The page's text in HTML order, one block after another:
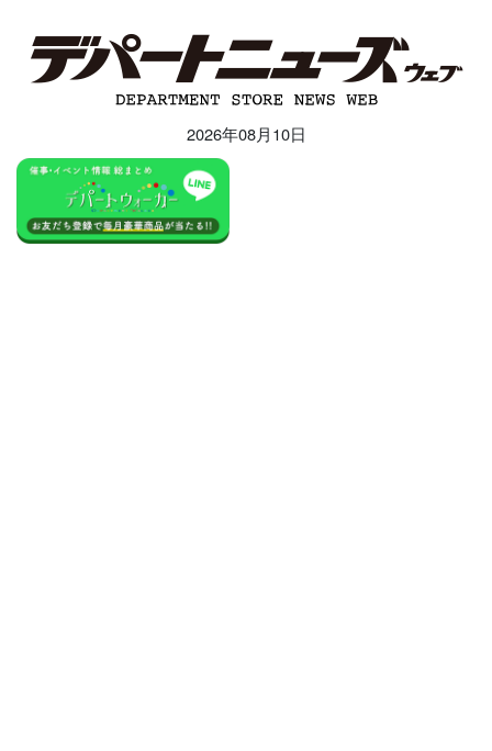
2026年08月10日